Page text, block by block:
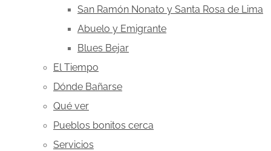
San Ramón Nonato y Santa Rosa de Lima
Abuelo y Emigrante
Blues Bejar
El Tiempo
Dónde Bañarse
Qué ver
Pueblos bonitos cerca
Servicios